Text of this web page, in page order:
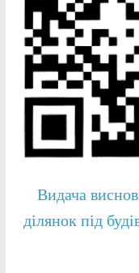
Видача
ділянок під